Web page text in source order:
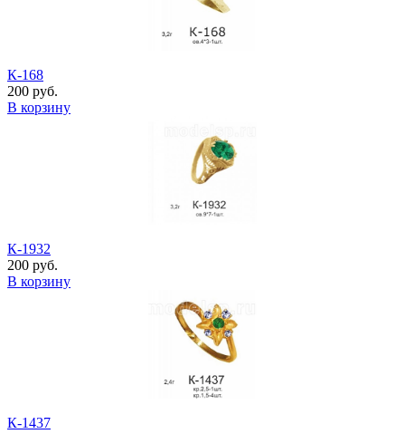
К-168
200 руб.
В корзину
К-1932
200 руб.
В корзину
К-1437